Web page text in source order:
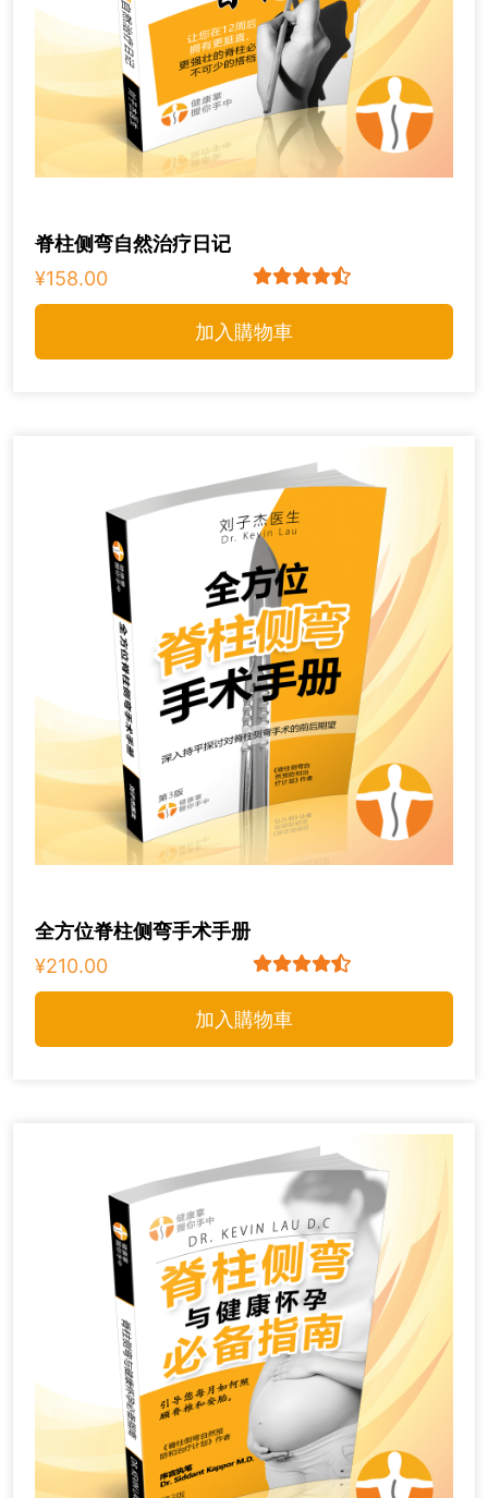
脊柱侧弯自然治疗日记
¥158.00
加入購物車
全方位脊柱侧弯手术手册
¥210.00
加入購物車